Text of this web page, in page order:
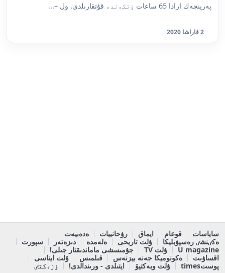
پەرينچەك ارادا 65 ساعات ٶتكەندە قۇتقارىلدى. ول –...
2 قاراشا 2020
ساياسات قوعام ايماق رۋحانييات
ەدەبيەت
ەكٸنشٸ رەسپۋبليكا
ۇلت تاريحى ەلەمدە دىزەتەر
سپورت
U magazine
ۇلت TV
جۇمىسشى ماماندىقتار جىلى!
اقساۋىت
ەكونوميكا جەنە بيزنەس قىلمىس
ۇلت ايناسى
پوستtimes
ۇلت وبەكتيۆ ايتىلدى - ورىندالدى! ٶزەكتٸ